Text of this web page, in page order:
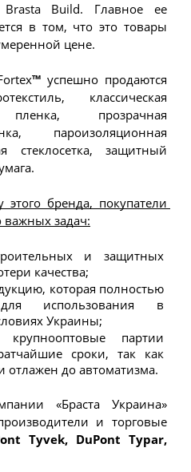
Brasta Build. Главное ее
в том, что это товары
цене.
™ успешно продаются
классическая
пленка, прозрачная
пароизоляционная
стеклосетка, защитный
бренда, покупатели
важных задач:
и защитных
качества;
которая полностью
использования в
Украины;
партии
сроки, так как
отлажен до автоматизма.
«Браста Украина»
и торговые
Tyvek, DuPont Typar,